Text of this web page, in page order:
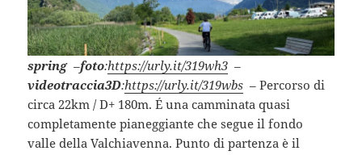
spring–foto:https://urly.it/319wh3 –
videotraccia3D:https://urly.it/319wbs – Percorso di
circa 22km / D+ 180m. É una camminata quasi
completamente pianeggiante che segue il fondo
valle della Valchiavenna. Punto di partenza è il